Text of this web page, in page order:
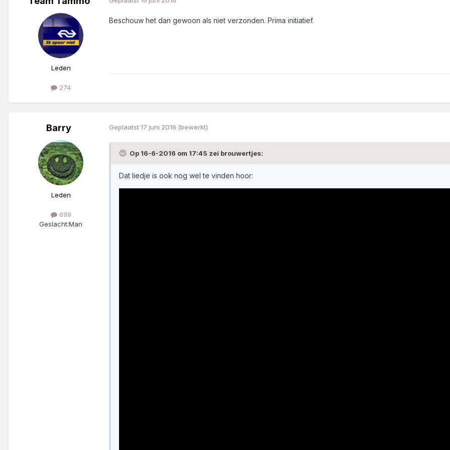
Leden
274
Beschouw het dan gewoon als niet verzonden. Prima initiatief.
Barry
Leden
699
Geslacht:Man
Geplaatst17 juni 2016 (bewerkt)
Op 16-6-2016 om 17:45 zei brouwertjes:
Dat liedje is ook nog wel te vinden hoor: